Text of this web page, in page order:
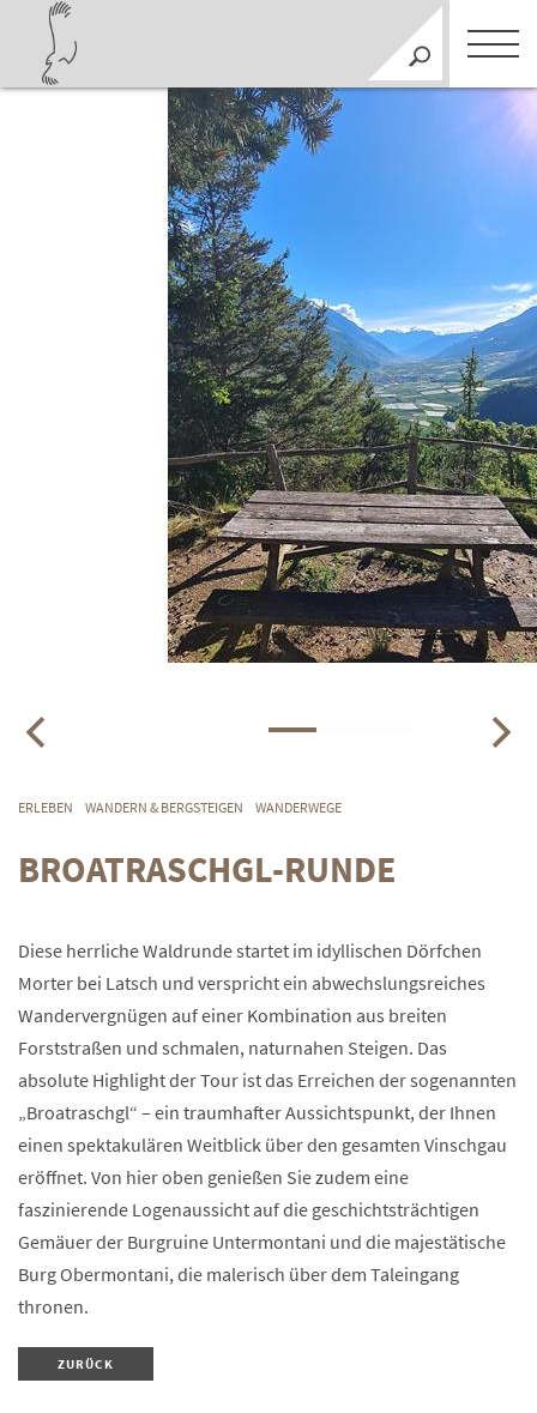
ERLEBEN WANDERN & BERGSTEIGEN WANDERWEGE
BROATRASCHGL-RUNDE
Diese herrliche Waldrunde startet im idyllischen Dörfchen
Morter bei Latsch und verspricht ein abwechslungsreiches
Wandervergnügen auf einer Kombination aus breiten
Forststraßen und schmalen, naturnahen Steigen. Das
absolute Highlight der Tour ist das Erreichen der sogenannten
„Broatraschgl“ – ein traumhafter Aussichtspunkt, der Ihnen
einen spektakulären Weitblick über den gesamten Vinschgau
eröffnet. Von hier oben genießen Sie zudem eine
faszinierende Logenaussicht auf die geschichtsträchtigen
Gemäuer der Burgruine Untermontani und die majestätische
Burg Obermontani, die malerisch über dem Taleingang
thronen.
ZURÜCK